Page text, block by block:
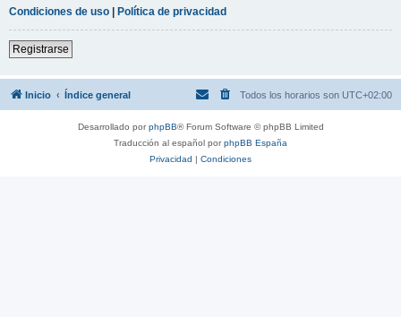
Condiciones de uso | Política de privacidad
Registrarse
Inicio Índice general Todos los horarios son UTC+02:00
Desarrollado porphpBB® Forum Software © phpBB Limited
Traducción al español porphpBB España
Privacidad | Condiciones